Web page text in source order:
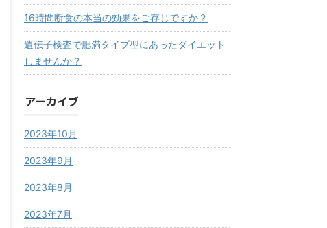
16時間断食の本当の効果をご存じですか？
遺伝子検査で肥満タイプ型にあったダイエット
しませんか？
アーカイブ
2023年10月
2023年9月
2023年8月
2023年7月